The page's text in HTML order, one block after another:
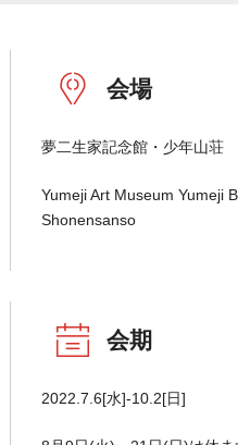
会場
夢二生家記念館・少年山荘
Yumeji Art Museum Yumeji
Shonensanso
会期
2022.7.6[水]-10.2[日]